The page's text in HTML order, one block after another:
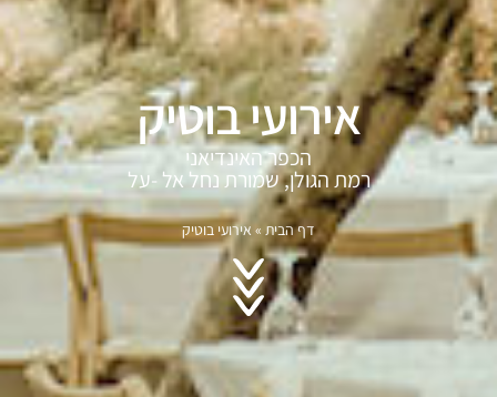
אירועי בוטיק
הכפר האינדיאני
רמת הגולן, שמורת נחל אל -על
דף הבית » אירועי בוטיק